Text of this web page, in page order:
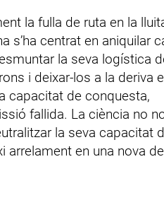
la fulla de ruta en la
s’ha centrat en aniquilar
la seva logística
i deixar-los a la deriva
capacitat de conquesta,
fallida. La ciència no
la seva capacitat
arrelament en una nova